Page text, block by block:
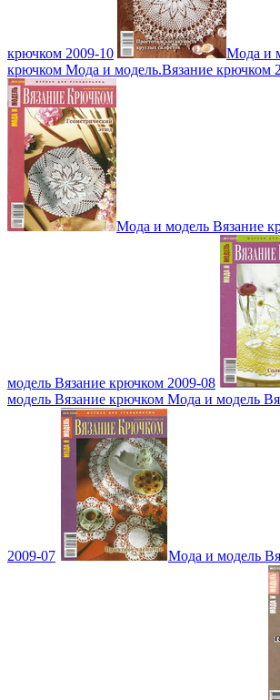
крючком 2009-10
Мода и
крючком Мода и модель.Вязание крючком
Мода и модель Вязание
модель Вязание крючком 2009-08
модель Вязание крючком Мода и модель
2009-07 Мода и модель